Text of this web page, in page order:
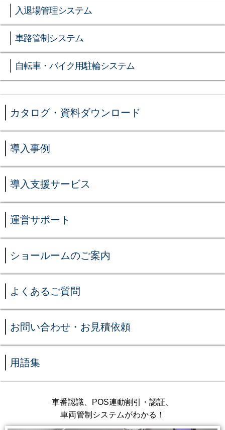
入退場管理システム
車路管制システム
自転車・バイク用駐輪システム
カタログ・資料ダウンロード
導入事例
導入支援サービス
運営サポート
ショールームのご案内
よくあるご質問
お問い合わせ・お見積依頼
用語集
車番認識、POS連動割引・認証、
車両管制システムがわかる！